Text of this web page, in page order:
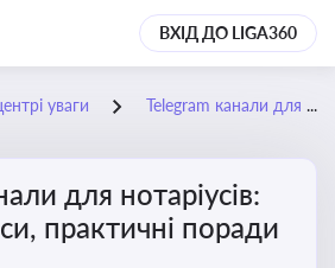
ВХІД ДО LIGA360
уваги Telegram канали для нотаріусів: новини, кейси, практичні поради
для нотаріусів:
практичні поради